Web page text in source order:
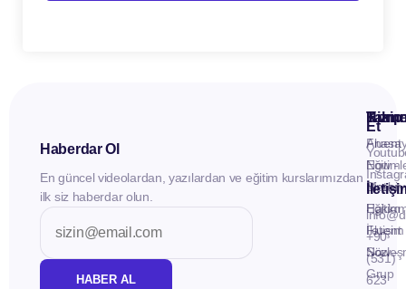
Haberdar Ol
En güncel videolardan, yazılardan ve eğitim kurslarımızdan
ilk siz haberdar olun.
HABER AL
İletişim
Fluent
Now -
Birebir
Eğitim
Fluent
Now -
Grup
Takip
Et
+90
(531)
623